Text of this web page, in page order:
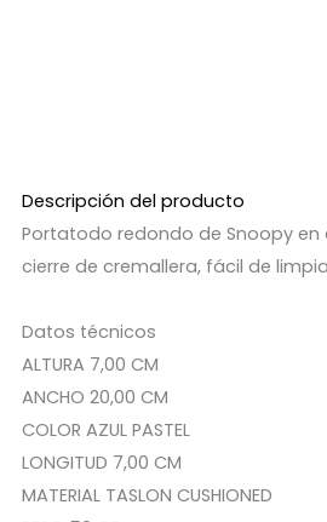
Descripción del producto
Portatodo redondo de Snoopy en
cierre de cremallera, fácil de
Datos técnicos
ALTURA 7,00 CM
ANCHO 20,00 CM
COLOR AZUL PASTEL
LONGITUD 7,00 CM
MATERIAL TASLON CUSHIONED